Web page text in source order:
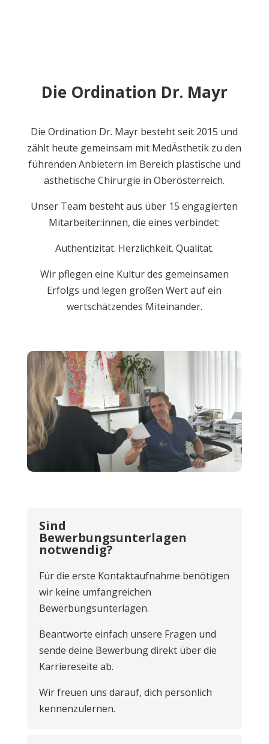
Die Ordination Dr. Mayr
Die Ordination Dr. Mayr besteht seit 2015 und
zählt heute gemeinsam mit MedÄsthetik zu den
führenden Anbietern im Bereich plastische und
ästhetische Chirurgie in Oberösterreich.
Unser Team besteht aus über 15 engagierten
Mitarbeiter:innen, die eines verbindet:
Authentizität. Herzlichkeit. Qualität.
Wir pflegen eine Kultur des gemeinsamen
Erfolgs und legen großen Wert auf ein
wertschätzendes Miteinander.
Sind
Bewerbungsunterlagen
notwendig?
Für die erste Kontaktaufnahme benötigen
wir keine umfangreichen
Bewerbungsunterlagen.
Beantworte einfach unsere Fragen und
sende deine Bewerbung direkt über die
Karriereseite ab.
Wir freuen uns darauf, dich persönlich
kennenzulernen.